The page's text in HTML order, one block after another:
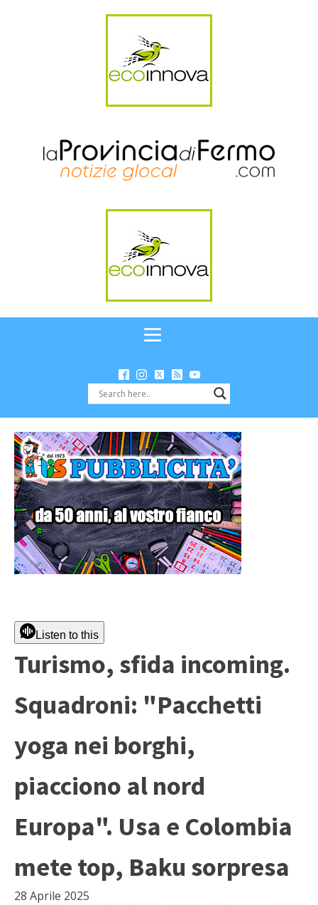
Listen to this
Turismo, sfida incoming.
Squadroni: "Pacchetti
yoga nei borghi,
piacciono al nord
Europa". Usa e Colombia
mete top, Baku sorpresa
28 Aprile 2025